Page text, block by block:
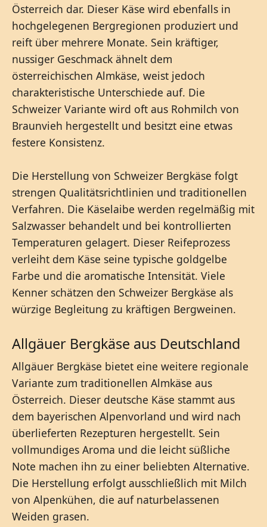
Österreich dar. Dieser Käse wird ebenfalls in
hochgelegenen Bergregionen produziert und
reift über mehrere Monate. Sein kräftiger,
nussiger Geschmack ähnelt dem
österreichischen Almkäse, weist jedoch
charakteristische Unterschiede auf. Die
Schweizer Variante wird oft aus Rohmilch von
Braunvieh hergestellt und besitzt eine etwas
festere Konsistenz.
Die Herstellung von Schweizer Bergkäse folgt
strengen Qualitätsrichtlinien und traditionellen
Verfahren. Die Käselaibe werden regelmäßig mit
Salzwasser behandelt und bei kontrollierten
Temperaturen gelagert. Dieser Reifeprozess
verleiht dem Käse seine typische goldgelbe
Farbe und die aromatische Intensität. Viele
Kenner schätzen den Schweizer Bergkäse als
würzige Begleitung zu kräftigen Bergweinen.
Allgäuer Bergkäse aus Deutschland
Allgäuer Bergkäse bietet eine weitere regionale
Variante zum traditionellen Almkäse aus
Österreich. Dieser deutsche Käse stammt aus
dem bayerischen Alpenvorland und wird nach
überlieferten Rezepturen hergestellt. Sein
vollmundiges Aroma und die leicht süßliche
Note machen ihn zu einer beliebten Alternative.
Die Herstellung erfolgt ausschließlich mit Milch
von Alpenkühen, die auf naturbelassenen
Weiden grasen.